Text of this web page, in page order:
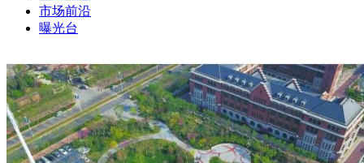
市场前沿
曝光台